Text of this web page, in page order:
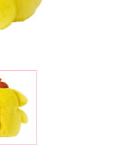
コラボレーション
イベント